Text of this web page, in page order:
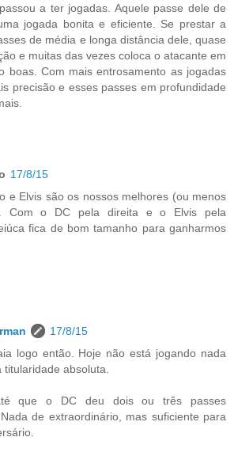
a ter jogadas. Aquele passe dele de
jogada bonita e eficiente. Se prestar a
de média e longa distância dele, quase
e muitas das vezes coloca o atacante em
boas. Com mais entrosamento as jogadas
precisão e esses passes em profundidade
17/8/15
e Elvis são os nossos melhores (ou menos
Com o DC pela direita e o Elvis pela
fica de bom tamanho para ganharmos
17/8/15
logo então. Hoje não está jogando nada
absoluta.
que o DC deu dois ou três passes
de extraordinário, mas suficiente para